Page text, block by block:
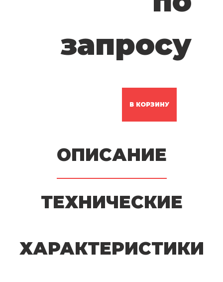
запросу
В КОРЗИНУ
ОПИСАНИЕ
ТЕХНИЧЕСКИЕ
ХАРАКТЕРИСТИКИ